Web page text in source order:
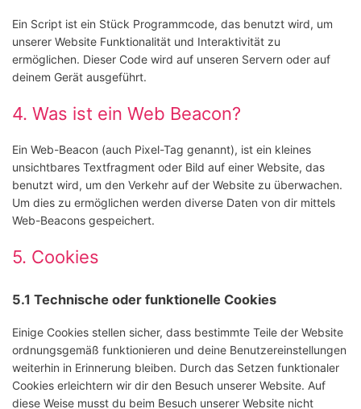
Ein Script ist ein Stück Programmcode, das benutzt wird, um
unserer Website Funktionalität und Interaktivität zu
ermöglichen. Dieser Code wird auf unseren Servern oder auf
deinem Gerät ausgeführt.
4. Was ist ein Web Beacon?
Ein Web-Beacon (auch Pixel-Tag genannt), ist ein kleines
unsichtbares Textfragment oder Bild auf einer Website, das
benutzt wird, um den Verkehr auf der Website zu überwachen.
Um dies zu ermöglichen werden diverse Daten von dir mittels
Web-Beacons gespeichert.
5. Cookies
5.1 Technische oder funktionelle Cookies
Einige Cookies stellen sicher, dass bestimmte Teile der Website
ordnungsgemäß funktionieren und deine Benutzereinstellungen
weiterhin in Erinnerung bleiben. Durch das Setzen funktionaler
Cookies erleichtern wir dir den Besuch unserer Website. Auf
diese Weise musst du beim Besuch unserer Website nicht